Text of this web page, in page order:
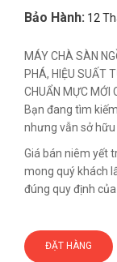
Bảo Hành: 12
MÁY CHÀ SÀN
PHÁ, HIỆU SUẤT
CHUẨN MỰC MỚI
Bạn đang tìm
nhưng vẫn sở
Giá bán niêm yết
mong quý khách
đúng quy định
ĐẶT HÀNG